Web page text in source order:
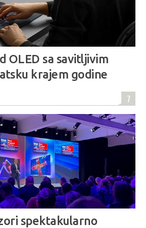
OLED sa savitljivim
krajem godine
7
spektakularno